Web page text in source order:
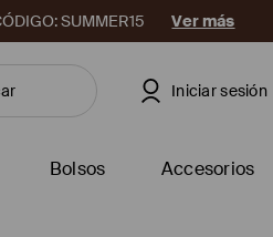
SUMMER15 Ver más
Iniciar sesión
Bolsos Accesorios